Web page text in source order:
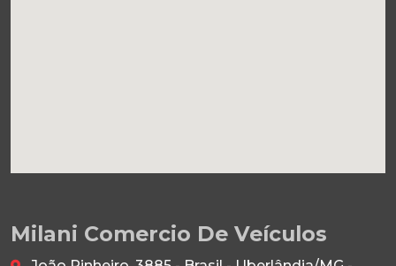
Milani Comercio De Veículos